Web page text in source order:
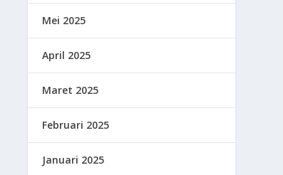
Mei 2025
April 2025
Maret 2025
Februari 2025
Januari 2025